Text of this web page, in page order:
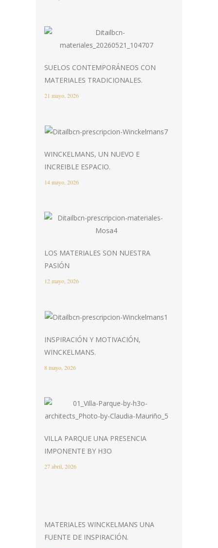
SUELOS CONTEMPORÁNEOS CON
MATERIALES TRADICIONALES.
21 mayo, 2026
WINCKELMANS, UN NUEVO E
INCREIBLE ESPACIO.
14 mayo, 2026
LOS MATERIALES SON NUESTRA
PASIÓN
12 mayo, 2026
INSPIRACIÓN Y MOTIVACIÓN,
WINCKELMANS.
8 mayo, 2026
VILLA PARQUE UNA PRESENCIA
IMPONENTE BY H3O
27 abril, 2026
MATERIALES WINCKELMANS UNA
FUENTE DE INSPIRACIÓN.